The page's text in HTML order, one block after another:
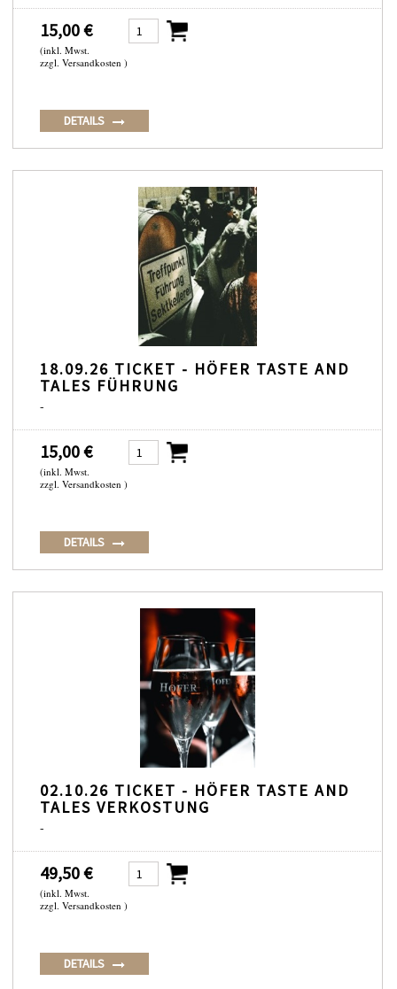
15,00 €
(inkl. Mwst.
zzgl. Versandkosten )
DETAILS
18.09.26 TICKET - HÖFER TASTE AND
TALES FÜHRUNG
-
15,00 €
(inkl. Mwst.
zzgl. Versandkosten )
DETAILS
02.10.26 TICKET - HÖFER TASTE AND
TALES VERKOSTUNG
-
49,50 €
(inkl. Mwst.
zzgl. Versandkosten )
DETAILS